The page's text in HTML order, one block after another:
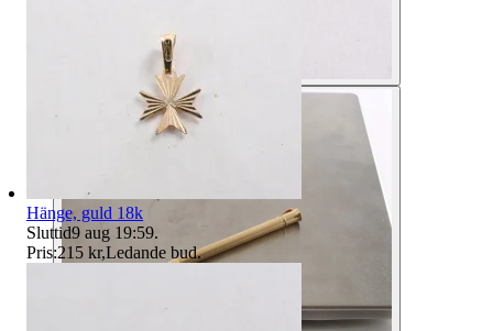
Hänge, guld 18k
Sluttid9 aug 19:59.
Pris:215 kr,Ledande bud.